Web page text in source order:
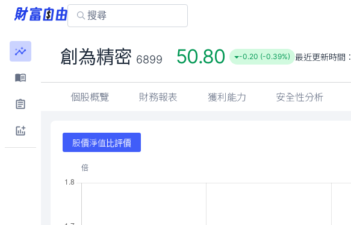
創為精密 6899 50.80 -0.20 (-0.39%) 最近更新時間：
個股概覽 財務報表 獲利能力 安全性分析
股價淨值比評價